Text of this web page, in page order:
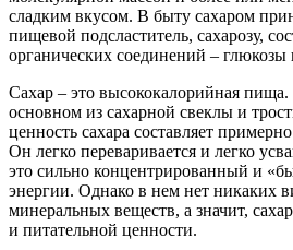
сладким вкусом. В быту сахаром
пищевой подсластитель, сахарозу,
органических соединений – глюкозы
Сахар – это высококалорийная пища.
основном из сахарной свеклы и
ценность сахара составляет
Он легко переваривается и легко
это сильно концентрированный и
энергии. Однако в нем нет никаких
минеральных веществ, а значит,
и питательной ценности.